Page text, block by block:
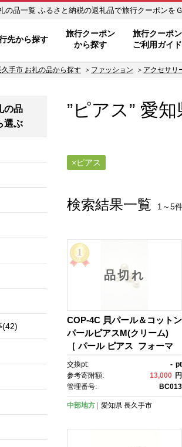
愛知県長久手市【ピアス】のお礼の品一覧 ふるさと納税の返
先から探す
旅行クーポン
から探す
旅行クーポン
ご利用ガイド
久手市 お礼の品から探す ファッション アクセサリ
”ピアス” 愛知
ピアス
検索結果一覧 1～5
品切れ
COP-4C 貝パール＆コットン
パールピアスM(クリーム)
［ パール ピアス フォーマ
ル アクセサリー 人気 おすす
め ギフト プレゼント 通販 送
料無料 ふるさと納税 ］
交換pt: - pt
参考寄附額:
13,000 円
管理番号:
BC013
中部地方 愛知県 長久手市
の品
選ぶ
(42)